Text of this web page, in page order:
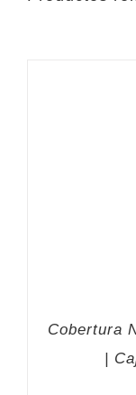
Cobertura
|